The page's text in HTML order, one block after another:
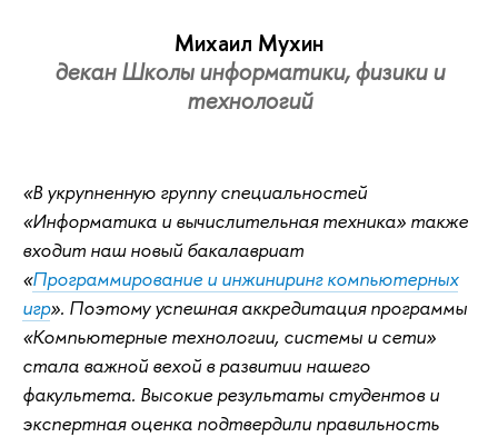
Михаил Мухин
декан Школы информатики, физики и
технологий
«В укрупненную группу специальностей
«Информатика и вычислительная техника» также
входит наш новый бакалавриат
«Программирование и инжиниринг компьютерных
игр». Поэтому успешная аккредитация программы
«Компьютерные технологии, системы и сети»
стала важной вехой в развитии нашего
факультета. Высокие результаты студентов и
экспертная оценка подтвердили правильность